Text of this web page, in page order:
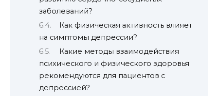
заболеваний?
Как физическая активность влияет
на симптомы депрессии?
Какие методы взаимодействия
психического и физического здоровья
рекомендуются для пациентов с
депрессией?